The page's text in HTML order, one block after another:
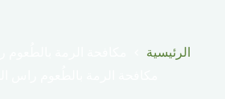
الرئيسية